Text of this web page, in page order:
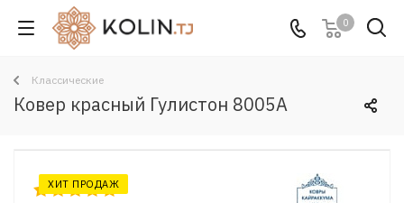
0
Классические
Ковер красный Гулистон 8005A
ХИТ ПРОДАЖ